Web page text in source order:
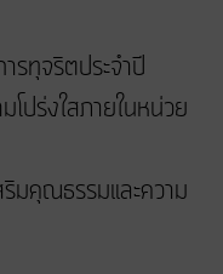
รทุจริตประจำปี
โปร่งใสภายในหน่วย
ริมคุณธรรมและความ